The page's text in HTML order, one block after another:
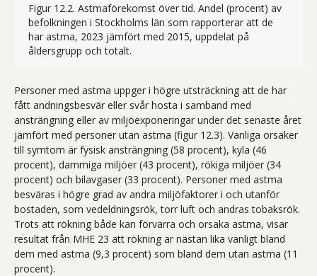
Figur 12.2. Astmaförekomst över tid. Andel (procent) av
befolkningen i Stockholms län som rapporterar att de
har astma, 2023 jämfört med 2015, uppdelat på
åldersgrupp och totalt.
Personer med astma uppger i högre utsträckning att de har
fått andningsbesvär eller svår hosta i samband med
ansträngning eller av miljöexponeringar under det senaste året
jämfört med personer utan astma (figur 12.3). Vanliga orsaker
till symtom är fysisk ansträngning (58 procent), kyla (46
procent), dammiga miljöer (43 procent), rökiga miljöer (34
procent) och bilavgaser (33 procent). Personer med astma
besväras i högre grad av andra miljöfaktorer i och utanför
bostaden, som vedeldningsrök, torr luft och andras tobaksrök.
Trots att rökning både kan förvärra och orsaka astma, visar
resultat från MHE 23 att rökning är nästan lika vanligt bland
dem med astma (9,3 procent) som bland dem utan astma (11
procent).